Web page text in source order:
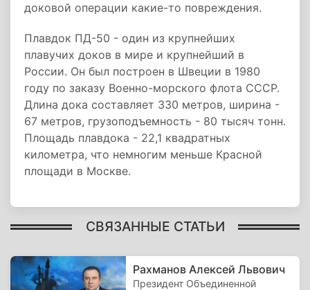
доковой операции какие-то повреждения.
Плавдок ПД-50 - один из крупнейших
плавучих доков в мире и крупнейший в
России. Он был построен в Швеции в 1980
году по заказу Военно-морского флота СССР.
Длина дока составляет 330 метров, ширина -
67 метров, грузоподъемность - 80 тысяч тонн.
Площадь плавдока - 22,1 квадратных
километра, что немногим меньше Красной
площади в Москве.
СВЯЗАННЫЕ СТАТЬИ
Рахманов Алексей Львович
Президент Объединенной